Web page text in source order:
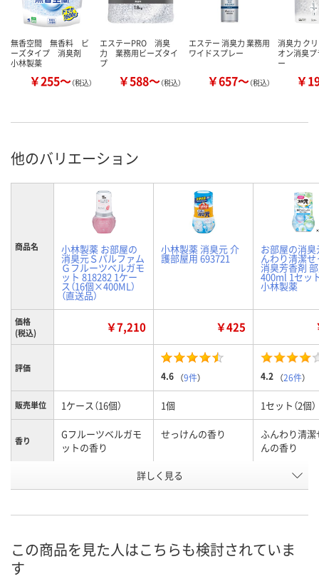
無香空間 無香料 ビ
ーズタイプ 消臭剤
小林製薬
￥255～（税込）
エステーPRO 消臭
力 業務用ビーズタイ
プ
￥588～（税込）
エステー 消臭力 業務用
ワイドスプレー
￥657～（税込）
消臭力 ク
オン消臭
ー
￥
他のバリエーション
商品名 小林製薬 お部屋の
消臭元Ｓパルファム
Ｇフルーツベルガモ
ット 818282 1ケー
ス（16個×400ML）
（直送品）
小林製薬 消臭元 介
護部屋用 693721
お部屋の消臭
んわり清潔
消臭芳香剤
400ml 1セット
小林製薬
価格
(税込)
￥7,210 ￥425
評価
4.6 （9件） 4.2 （26件）
販売単位 1ケース（16個） 1個 1セット（2個）
香り
Gフルーツベルガモ
ットの香り
せっけんの香り
ふんわり清潔
んの香り
3253223 AW37259
8月8日（土）
詳しく見る
この商品を見た人はこちらも検討されていま
す